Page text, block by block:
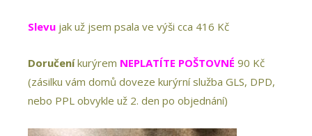
Slevu jak už jsem psala ve výši cca 416 Kč
Doručeníkurýrem NEPLATÍTE POŠTOVNÉ 90 Kč
(zásilku vám domů doveze kurýrní služba GLS, DPD,
nebo PPL obvykle už 2. den po objednání)